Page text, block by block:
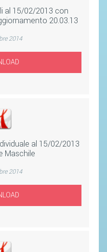
al 15/02/2013 con
20.03.13
2014
al 15/02/2013
Maschile
2014
E MARKETING
FEDERALE
BANDI
PATROCINIO
GIUSTIZIA FEDERALE